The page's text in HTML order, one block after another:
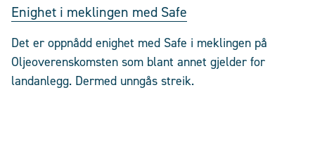
Enighet i meklingen med Safe
Det er oppnådd enighet med Safe i meklingen på
Oljeoverenskomsten som blant annet gjelder for
landanlegg. Dermed unngås streik.